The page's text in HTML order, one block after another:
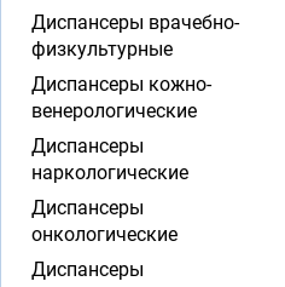
Диспансеры врачебно-
физкультурные
Диспансеры кожно-
венерологические
Диспансеры
наркологические
Диспансеры
онкологические
Диспансеры